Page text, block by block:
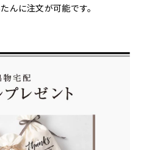
んに注文が可能です。